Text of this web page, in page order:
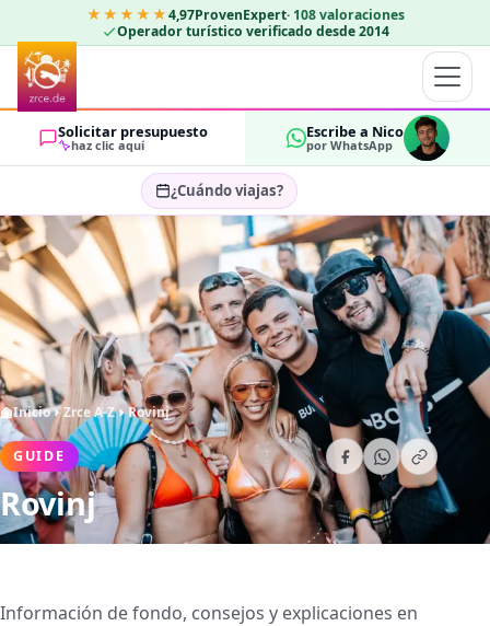
★★★★★4,97ProvenExpert· 108 valoraciones
Operador turístico verificado desde 2014
Solicitar presupuesto
haz clic aquí
Escribe a Nico
por WhatsApp
¿Cuándo viajas?
Seleccionar fechas…
HUÉSPEDES
2 OK
Inicio Zrce A-Z Rovinj
GUIDE
Rovinj
Información de fondo, consejos y explicaciones en